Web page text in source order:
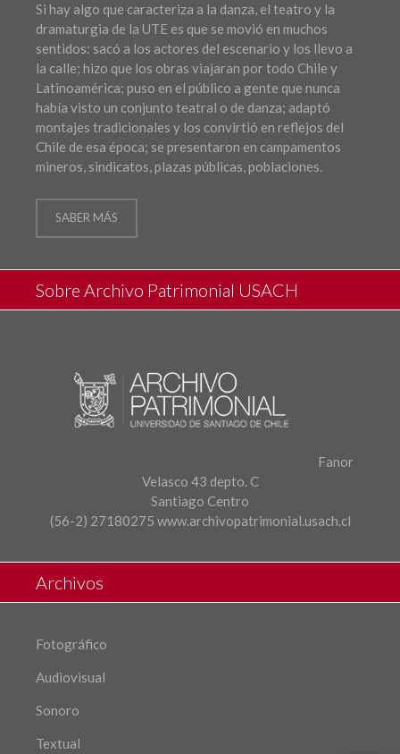
Si hay algo que caracteriza a la danza, el teatro y la
dramaturgia de la UTE es que se movió en muchos
sentidos: sacó a los actores del escenario y los llevo a
la calle; hizo que los obras viajaran por todo Chile y
Latinoamérica; puso en el público a gente que nunca
había visto un conjunto teatral o de danza; adaptó
montajes tradicionales y los convirtió en reflejos del
Chile de esa época; se presentaron en campamentos
mineros, sindicatos, plazas públicas, poblaciones.
SABER MÁS
Sobre Archivo Patrimonial USACH
Fanor
Velasco 43 depto. C
Santiago Centro
(56-2) 27180275 www.archivopatrimonial.usach.cl
Archivos
Fotográfico
Audiovisual
Sonoro
Textual